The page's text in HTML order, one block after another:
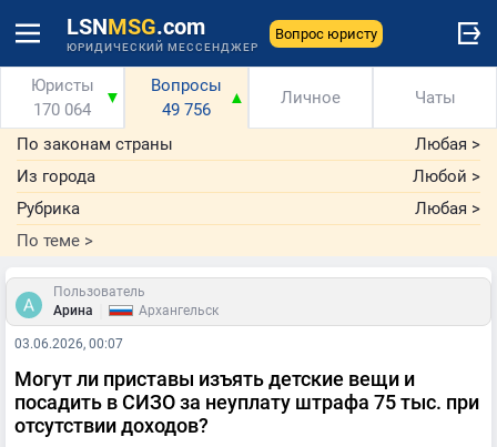
LSNMSG.com
ЮРИДИЧЕСКИЙ МЕССЕНДЖЕР
Вопрос юристу
Юристы
170 064
▼
Вопросы
49 756
▲ Личное Чаты
По законам страны Любая >
Из города
Любой >
Рубрика
Любая >
По теме >
Пользователь
Арина
Архангельск
03.06.2026, 00:07
Могут ли приставы изъять детские вещи и
посадить в СИЗО за неуплату штрафа 75 тыс. при
отсутствии доходов?